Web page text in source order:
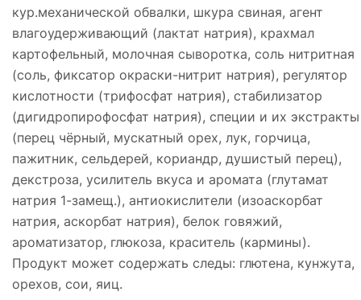
кур.механической обвалки, шкура свиная, агент
влагоудерживающий (лактат натрия), крахмал
картофельный, молочная сыворотка, соль нитритная
(соль, фиксатор окраски-нитрит натрия), регулятор
кислотности (трифосфат натрия), стабилизатор
(дигидропирофосфат натрия), специи и их экстракты
(перец чёрный, мускатный орех, лук, горчица,
пажитник, сельдерей, кориандр, душистый перец),
декстроза, усилитель вкуса и аромата (глутамат
натрия 1-замещ.), антиокислители (изоаскорбат
натрия, аскорбат натрия), белок говяжий,
ароматизатор, глюкоза, краситель (кармины).
Продукт может содержать следы: глютена, кунжута,
орехов, сои, яиц.